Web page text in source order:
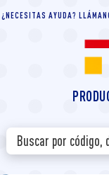
¿NECESITAS AYUDA?